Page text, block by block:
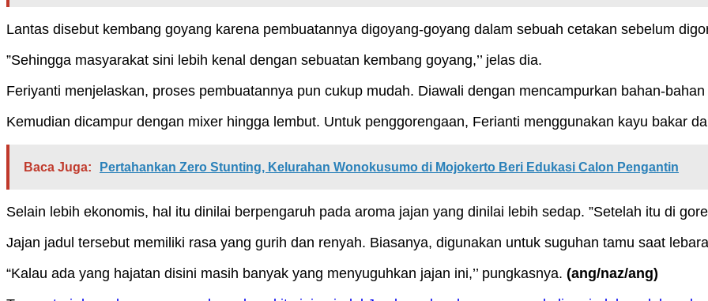
Lantas disebut kembang goyang karena pembuatannya digoyang-goyang dalam sebuah cetakan sebelum
”Sehingga masyarakat sini lebih kenal dengan sebuatan kembang goyang,’’ jelas dia.
Feriyanti menjelaskan, proses pembuatannya pun cukup mudah. Diawali dengan mencampurkan bahan-
Kemudian dicampur dengan mixer hingga lembut. Untuk penggorengaan, Ferianti menggunakan kayu bakar
Baca Juga: Pertahankan Zero Stunting, Kelurahan Wonokusumo di Mojokerto Beri Edukasi Calon Pengantin
Selain lebih ekonomis, hal itu dinilai berpengaruh pada aroma jajan yang dinilai lebih sedap. ”Setelah itu di
Jajan jadul tersebut memiliki rasa yang gurih dan renyah. Biasanya, digunakan untuk suguhan tamu saat
“Kalau ada yang hajatan disini masih banyak yang menyuguhkan jajan ini,’’ pungkasnya. (ang/naz/ang)